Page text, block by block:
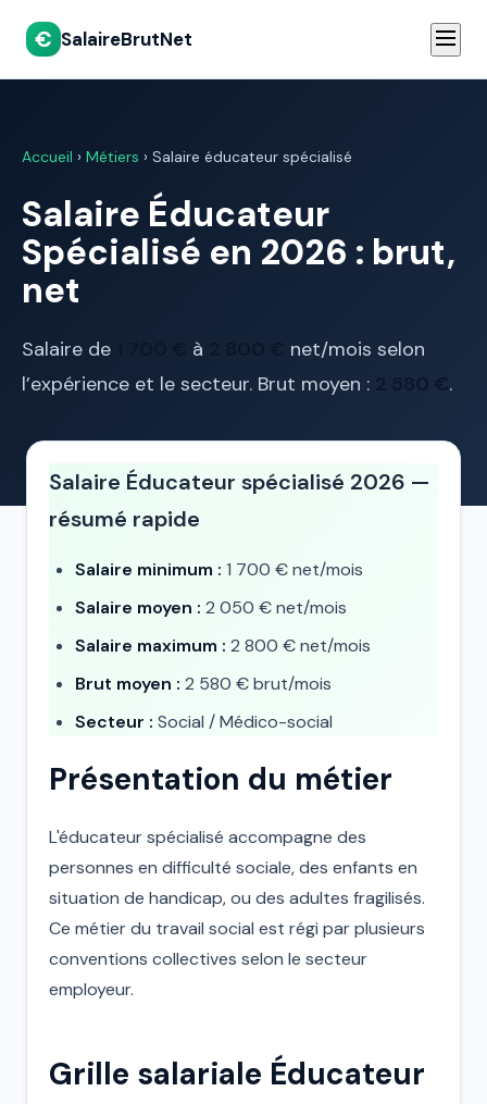
€ SalaireBrutNet
Accueil › Métiers › Salaire éducateur spécialisé
Salaire Éducateur
Spécialisé en 2026 : brut,
net
Salaire de à
net/mois selon
l’expérience et le secteur. Brut moyen :
2 580 €.
Salaire Éducateur spécialisé 2026 —
résumé rapide
Salaire minimum : 1 700 € net/mois
Salaire moyen : 2 050 € net/mois
Salaire maximum : 2 800 € net/mois
Brut moyen : 2 580 € brut/mois
Secteur : Social / Médico-social
Présentation du métier
L'éducateur spécialisé accompagne des
personnes en difficulté sociale, des enfants en
situation de handicap, ou des adultes fragilisés.
Ce métier du travail social est régi par plusieurs
conventions collectives selon le secteur
employeur.
Grille salariale Éducateur